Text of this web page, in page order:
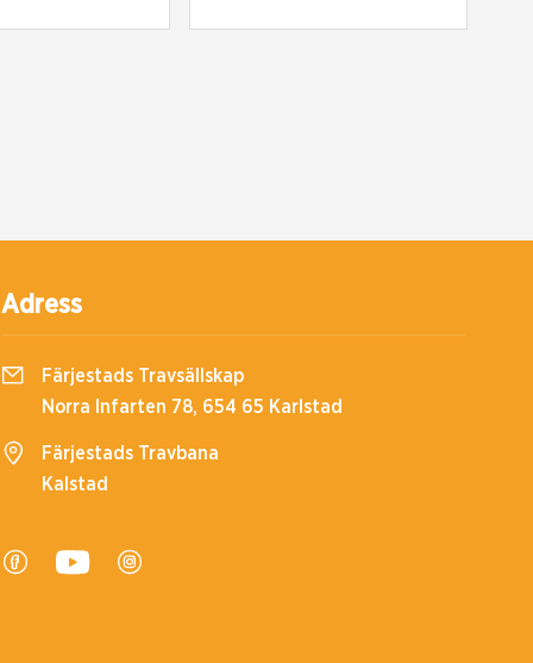
Adress
Färjestads Travsällskap
Norra Infarten 78, 654 65 Karlstad
Färjestads Travbana
Kalstad